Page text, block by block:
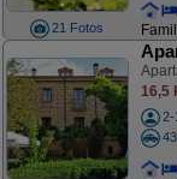
21 Fotos
16,5
2-